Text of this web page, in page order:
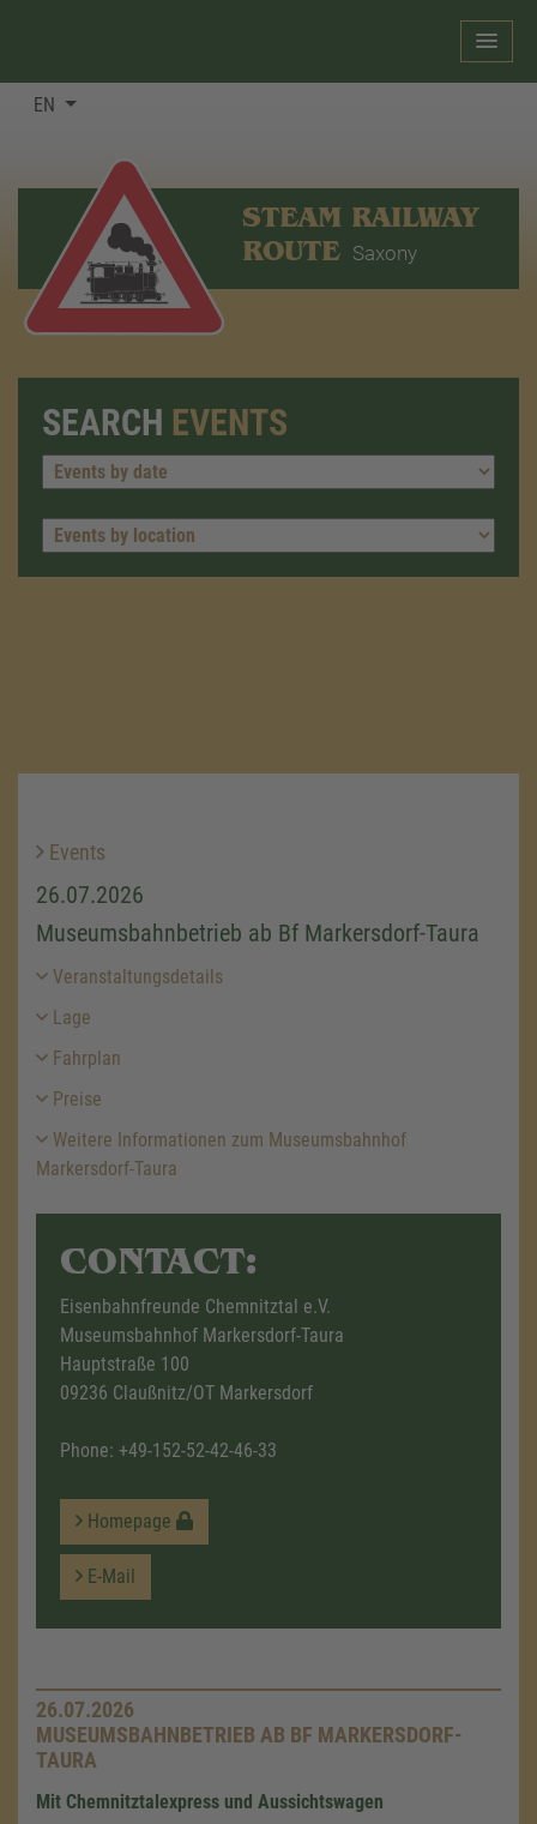
EN
STEAM RAILWAY
ROUTE Saxony
SEARCH EVENTS
Events
26.07.2026
Museumsbahnbetrieb ab Bf Markersdorf-Taura
Veranstaltungsdetails
Lage
Fahrplan
Preise
Weitere Informationen zum Museumsbahnhof
Markersdorf-Taura
CONTACT:
Eisenbahnfreunde Chemnitztal e.V.
Museumsbahnhof Markersdorf-Taura
Hauptstraße 100
09236 Claußnitz/OT Markersdorf
Phone: +49-152-52-42-46-33
Homepage
E-Mail
26.07.2026
MUSEUMSBAHNBETRIEB AB BF MARKERSDORF-
TAURA
Mit Chemnitztalexpress und Aussichtswagen